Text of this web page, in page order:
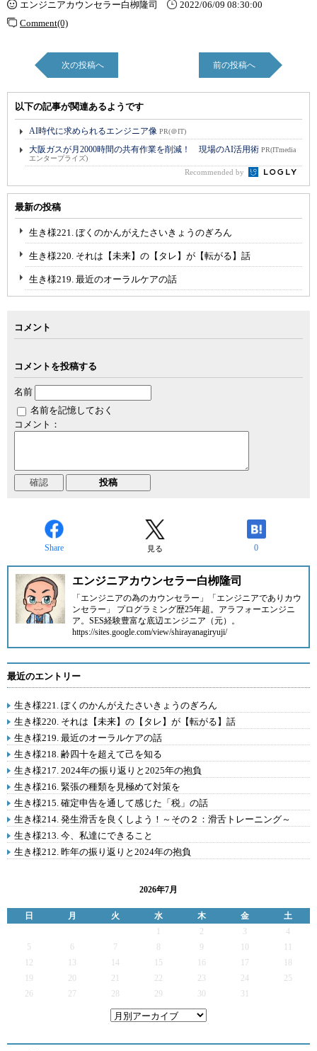
エンジニアカウンセラー白栁隆司
2022/06/09 08:30:00
Comment(0)
次の投稿へ 前の投稿へ
以下の記事が関連あるようです
AI時代に求められるエンジニア像 PR(＠IT)
大阪ガスが月2000時間の共有作業を削減！ 現場のAI活用術 PR(ITmedia
エンタープライズ)
Recommended by
最新の投稿
生き様221. ぼくのかんがえたさいきょうのぎろん
生き様220. それは【未来】の【タレ】が【転がる】話
生き様219. 最近のオーラルケアの話
コメント
コメントを投稿する
名前
名前を記憶しておく
コメント：
Share 見る 0
エンジニアカウンセラー白栁隆司
「エンジニアの為のカウンセラー」「エンジニアでありカウ
ンセラー」 プログラミング歴25年超。アラフォーエンジニ
ア。SES経験豊富な底辺エンジニア（元）。
https://sites.google.com/view/shirayanagiryuji/
最近のエントリー
生き様221. ぼくのかんがえたさいきょうのぎろん
生き様220. それは【未来】の【タレ】が【転がる】話
生き様219. 最近のオーラルケアの話
生き様218. 齢四十を超えて己を知る
生き様217. 2024年の振り返りと2025年の抱負
生き様216. 緊張の種類を見極めて対策を
生き様215. 確定申告を通して感じた「税」の話
生き様214. 発生滑舌を良くしよう！～その２：滑舌トレーニング～
生き様213. 今、私達にできること
生き様212. 昨年の振り返りと2024年の抱負
2026年7月
日 月 火 水 木 金
土
2 3
4
5
6 7 9
12
13 14 15 16 17
19
20 21 22 23 24
25
26
27 28 29 30 31